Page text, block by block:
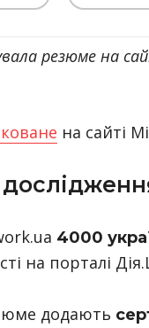
резюме на
на сайті
4000
на порталі
додають